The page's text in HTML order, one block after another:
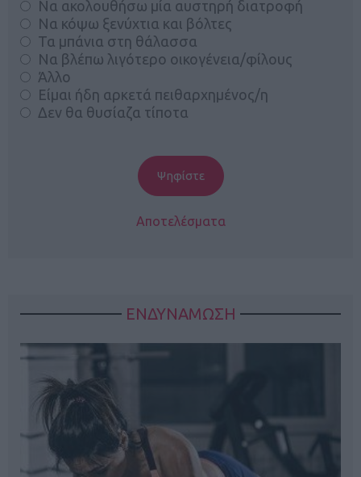
Να ακολουθήσω μία αυστηρή διατροφή
Να κόψω ξενύχτια και βόλτες
Τα μπάνια στη θάλασσα
Να βλέπω λιγότερο οικογένεια/φίλους
Άλλο
Είμαι ήδη αρκετά πειθαρχημένος/η
Δεν θα θυσίαζα τίποτα
Αποτελέσματα
ΕΝΔΥΝΑΜΩΣΗ